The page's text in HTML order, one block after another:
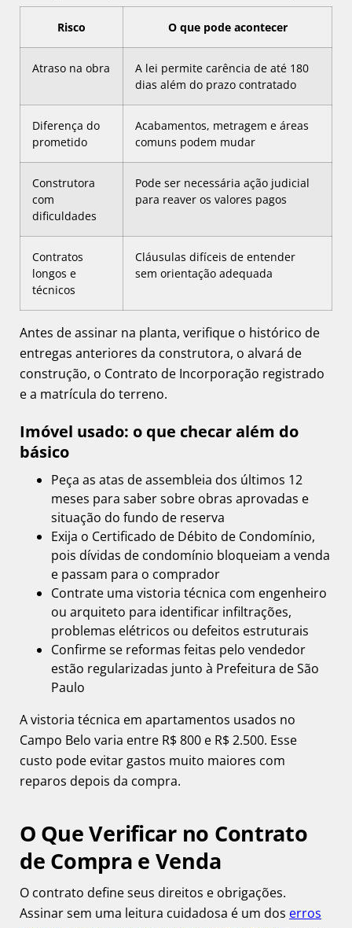
Risco O que pode acontecer
Atraso na obra
A lei permite carência de até 180
dias além do prazo contratado
Diferença do
prometido
Acabamentos, metragem e áreas
comuns podem mudar
Construtora
com
dificuldades
Pode ser necessária ação judicial
para reaver os valores pagos
Contratos
longos e
técnicos
Cláusulas difíceis de entender
sem orientação adequada
Antes de assinar na planta, verifique o histórico de
entregas anteriores da construtora, o alvará de
construção, o Contrato de Incorporação registrado
e a matrícula do terreno.
Imóvel usado: o que checar além do
básico
Peça as atas de assembleia dos últimos 12
meses para saber sobre obras aprovadas e
situação do fundo de reserva
Exija o Certificado de Débito de Condomínio,
pois dívidas de condomínio bloqueiam a venda
e passam para o comprador
Contrate uma vistoria técnica com engenheiro
ou arquiteto para identificar infiltrações,
problemas elétricos ou defeitos estruturais
Confirme se reformas feitas pelo vendedor
estão regularizadas junto à Prefeitura de São
Paulo
A vistoria técnica em apartamentos usados no
Campo Belo varia entre R$ 800 e R$ 2.500. Esse
custo pode evitar gastos muito maiores com
reparos depois da compra.
O Que Verificar no Contrato
de Compra e Venda
O contrato define seus direitos e obrigações.
Assinar sem uma leitura cuidadosa é um dos erros